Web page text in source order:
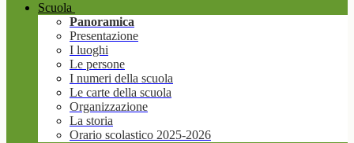
Scuola
Panoramica
Presentazione
I luoghi
Le persone
I numeri della scuola
Le carte della scuola
Organizzazione
La storia
Orario scolastico 2025-2026